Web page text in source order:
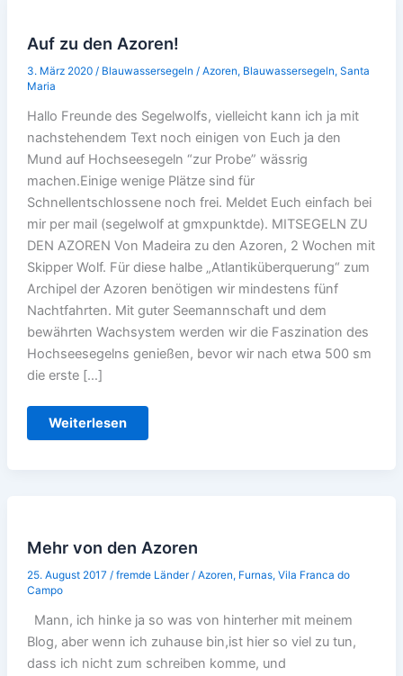
Auf zu den Azoren!
3. März 2020 / Blauwassersegeln / Azoren, Blauwassersegeln, Santa
Maria
Hallo Freunde des Segelwolfs, vielleicht kann ich ja mit
nachstehendem Text noch einigen von Euch ja den
Mund auf Hochseesegeln “zur Probe” wässrig
machen.Einige wenige Plätze sind für
Schnellentschlossene noch frei. Meldet Euch einfach bei
mir per mail (segelwolf at gmxpunktde). MITSEGELN ZU
DEN AZOREN Von Madeira zu den Azoren, 2 Wochen mit
Skipper Wolf. Für diese halbe „Atlantiküberquerung“ zum
Archipel der Azoren benötigen wir mindestens fünf
Nachtfahrten. Mit guter Seemannschaft und dem
bewährten Wachsystem werden wir die Faszination des
Hochseesegelns genießen, bevor wir nach etwa 500 sm
die erste […]
Auf
Weiterlesen
Mehr von den Azoren
25. August 2017 / fremde Länder/ Azoren, Furnas, Vila Franca do
Campo
Mann, ich hinke ja so was von hinterher mit meinem
Blog, aber wenn ich zuhause bin,ist hier so viel zu tun,
dass ich nicht zum schreiben komme, und